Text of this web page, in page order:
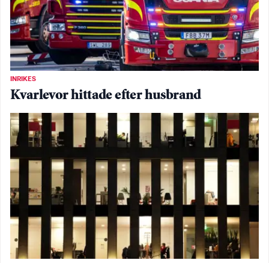
INRIKES
Kvarlevor hittade efter husbrand